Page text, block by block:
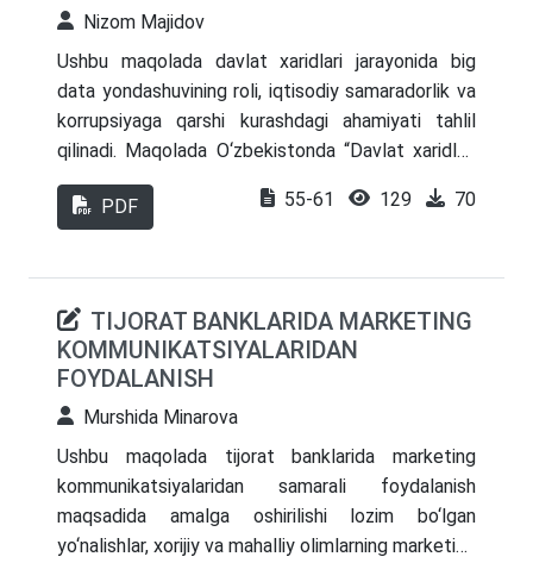
Nizom Majidov
Ushbu maqolada davlat xaridlari jarayonida big
data yondashuvining roli, iqtisodiy samaradorlik va
korrupsiyaga qarshi kurashdagi ahamiyati tahlil
qilinadi. Maqolada O‘zbekistonda “Davlat xaridlari
to‘g‘risida”gi qonunchilik asosida joriy etilayotgan
elektron savdo platformalarining hozirgi holati,
masalalari yoritilgan. Big data texnologiyalari orqali
taklif beruvchilarning ma’lumotlarini real vaqt
rejimida qayta ishlash, sun’iy intellekt usullari bilan
“qizil bayroq” signallarini aniqlash va demping yoki
korrupsion kelishuvlarning oldini olish bo‘yicha
chora-tadbirlar bayon etiladi. Tadqiqot natijalari
big data metodlari davlat xaridlari tizimida narx
differensialini pasaytirish, raqobatni kuchaytirish
PDF 55-61 129 70
TIJORAT BANKLARIDA MARKETING
KOMMUNIKATSIYALARIDAN
FOYDALANISH
Murshida Minarova
Ushbu maqolada tijorat banklarida marketing
kommunikatsiyalaridan samarali foydalanish
maqsadida amalga oshirilishi lozim bo‘lgan
yo‘nalishlar, xorijiy va mahalliy olimlarning marketing